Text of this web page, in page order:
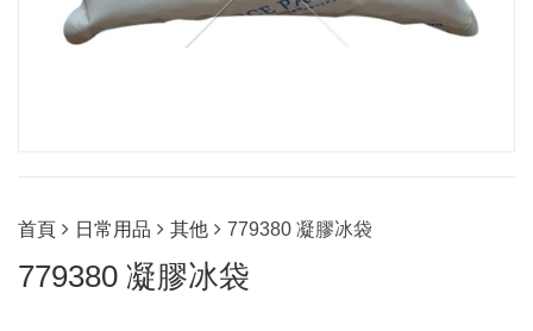
首頁 日常用品 其他 779380 凝膠冰袋
779380 凝膠冰袋